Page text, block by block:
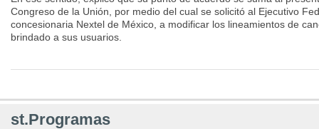
Congreso de la Unión, por medio del cual se solicitó al Ejecutivo
concesionaria Nextel de México, a modificar los lineamientos de
brindado a sus usuarios.
st.Programas